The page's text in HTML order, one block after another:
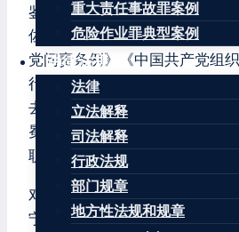
重大责任事故罪案例
危险作业罪典型案例
法律法规
法律
立法解释
司法解释
行政法规
部门规章
地方性法规和规章
鉴于县委书记谢洋波同志和县
佐同志对上述问题负有领导责
党问责条例》《中国共产党组
行）》和其他有关规定，经四
去谢洋波同志冕宁县委书记职
冕宁县委副书记、县长职务，
职程序。
对火情火灾涉及的其他责任人
宁县委按干部管理权限处理。